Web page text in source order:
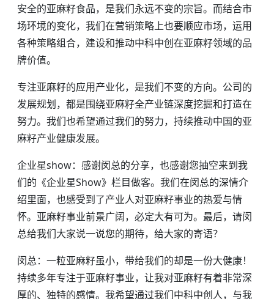
安全的亚麻籽食品，是我们永远不变的宗旨。而结合市
场环境的变化，我们在营销策略上也要顺应市场，运用
各种策略组合，建设和推动中科中创在亚麻籽领域的品
牌价值。
专注亚麻籽的应用产业化，是我们不变的方向。公司的
发展规划，都是围绕亚麻籽全产业链深度挖掘和打造在
努力。我们也希望通过我们的努力，持续推动中国的亚
麻籽产业健康发展。
企业星show：感谢闵总的分享，也感谢您抽空来到我
们的《企业星Show》栏目做客。我们在闵总的深情介
绍里面，也感受到了产业人对亚麻籽事业的热爱与情
怀。亚麻籽事业前景广阔，必定大有可为。最后，请闵
总给我们大家说一说您的期待，给大家的寄语？
闵总：一粒亚麻籽虽小，带给我们的却是一份大健康！
持续多年专注于亚麻籽事业，让我对亚麻籽有着非常深
厚的、独特的感情。我希望通过我们中科中创人，与我